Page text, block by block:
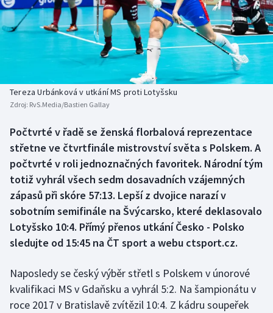
Baseball a softbal
Basketbal
Boby a skeleton
Box
Curling
Dostihy
Florbal
Futsal
Golf
Gymnastika
Soutěže
Historické návraty
AZ kvíz
Tereza Urbánková v utkání MS proti Lotyšsku
Zdroj: RvS.Media/Bastien Gallay
Počtvrté v řadě se ženská florbalová reprezentace
střetne ve čtvrtfinále mistrovství světa s Polskem. A
počtvrté v roli jednoznačných favoritek. Národní tým
totiž vyhrál všech sedm dosavadních vzájemných
zápasů při skóre 57:13. Lepší z dvojice narazí v
sobotním semifinále na Švýcarsko, které deklasovalo
Lotyšsko 10:4. Přímý přenos utkání Česko - Polsko
sledujte od 15:45 na ČT sport a webu ctsport.cz.
Naposledy se český výběr střetl s Polskem v únorové
kvalifikaci MS v Gdaňsku a vyhrál 5:2. Na šampionátu v
roce 2017 v Bratislavě zvítězil 10:4. Z kádru soupeřek